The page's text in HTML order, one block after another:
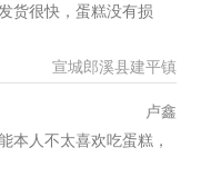
货很快，蛋糕没有损
宣城郎溪县建平镇
卢鑫
本人不太喜欢吃蛋糕，